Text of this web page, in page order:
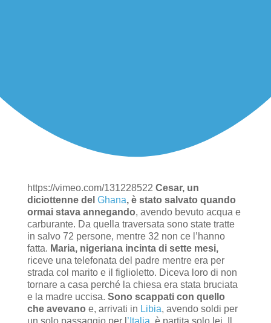
https://vimeo.com/131228522 Cesar, un
diciottenne del Ghana, è stato salvato quando
ormai stava annegando, avendo bevuto acqua e
carburante. Da quella traversata sono state tratte
in salvo 72 persone, mentre 32 non ce l’hanno
fatta. Maria, nigeriana incinta di sette mesi,
riceve una telefonata del padre mentre era per
strada col marito e il figlioletto. Diceva loro di non
tornare a casa perché la chiesa era stata bruciata
e la madre uccisa. Sono scappati con quello
che avevano e, arrivati in Libia, avendo soldi per
un solo passaggio per l ’Italia, è partita solo lei. Il